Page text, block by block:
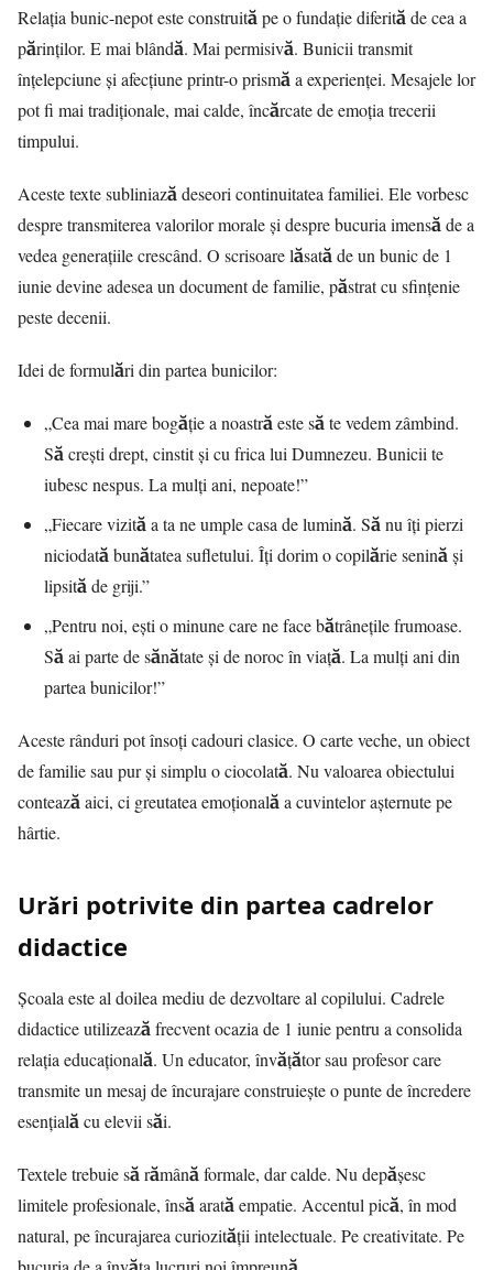
Relația bunic-nepot este construită pe o fundație diferită de cea a
părinților. E mai blândă. Mai permisivă. Bunicii transmit
înțelepciune și afecțiune printr-o prismă a experienței. Mesajele lor
pot fi mai tradiționale, mai calde, încărcate de emoția trecerii
timpului.
Aceste texte subliniază deseori continuitatea familiei. Ele vorbesc
despre transmiterea valorilor morale și despre bucuria imensă de a
vedea generațiile crescând. O scrisoare lăsată de un bunic de 1
iunie devine adesea un document de familie, păstrat cu sfințenie
peste decenii.
Idei de formulări din partea bunicilor:
„Cea mai mare bogăție a noastră este să te vedem zâmbind.
Să crești drept, cinstit și cu frica lui Dumnezeu. Bunicii te
iubesc nespus. La mulți ani, nepoate!”
„Fiecare vizită a ta ne umple casa de lumină. Să nu îți pierzi
niciodată bunătatea sufletului. Îți dorim o copilărie senină și
lipsită de griji.”
„Pentru noi, ești o minune care ne face bătrânețile frumoase.
Să ai parte de sănătate și de noroc în viață. La mulți ani din
partea bunicilor!”
Aceste rânduri pot însoți cadouri clasice. O carte veche, un obiect
de familie sau pur și simplu o ciocolată. Nu valoarea obiectului
contează aici, ci greutatea emoțională a cuvintelor așternute pe
hârtie.
Urări potrivite din partea cadrelor
didactice
Școala este al doilea mediu de dezvoltare al copilului. Cadrele
didactice utilizează frecvent ocazia de 1 iunie pentru a consolida
relația educațională. Un educator, învățător sau profesor care
transmite un mesaj de încurajare construiește o punte de încredere
esențială cu elevii săi.
Textele trebuie să rămână formale, dar calde. Nu depășesc
limitele profesionale, însă arată empatie. Accentul pică, în mod
natural, pe încurajarea curiozității intelectuale. Pe creativitate. Pe